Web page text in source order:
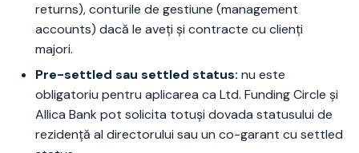
returns), conturile de gestiune (management
accounts) dacă le aveți și contracte cu clienți
majori.
Pre-settled sau settled status: nu este
obligatoriu pentru aplicarea ca Ltd. Funding Circle și
Allica Bank pot solicita totuși dovada statusului de
rezidență al directorului sau un co-garant cu settled